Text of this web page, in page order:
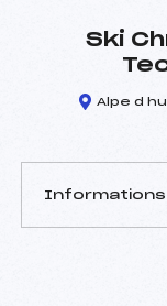
Ski
Alpe d
Informations